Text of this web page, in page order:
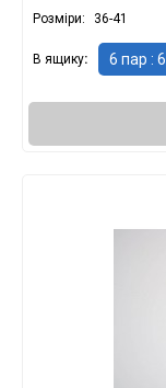
Розміри
36-41
В ящику 6 пар : 6